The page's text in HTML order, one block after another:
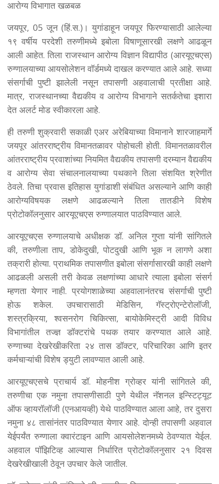
आरोग्य विभागात खळबळ
जयपूर, 05 जून (हिं.स.)। युगांडाहून जयपूर फिरण्यासाठी आलेल्या
१९ वर्षीय परदेशी तरुणीमध्ये इबोला विषाणूसारखी लक्षणे आढळून
आली आहेत. तिला राजस्थान आरोग्य विज्ञान विद्यापीठ (आरयूएचएस)
रुग्णालयाच्या आयसोलेशन वॉर्डमध्ये दाखल करण्यात आले आहे. सध्या
संसर्गाची पुष्टी झालेली नसून तपासणी अहवालाची प्रतीक्षा आहे.
मात्र, राजस्थानच्या वैद्यकीय व आरोग्य विभागाने सतर्कतेचा इशारा
देत अलर्ट मोड स्वीकारला आहे.
ही तरुणी शुक्रवारी सकाळी एअर अरेबियाच्या विमानाने शारजाहमार्गे
जयपूर आंतरराष्ट्रीय विमानतळावर पोहोचली होती. विमानतळावरील
आंतरराष्ट्रीय प्रवाशांच्या नियमित वैद्यकीय तपासणी दरम्यान वैद्यकीय
व आरोग्य सेवा संचालनालयाच्या पथकाने तिला संशयित श्रेणीत
ठेवले. तिचा प्रवास इतिहास युगांडाशी संबंधित असल्याने आणि काही
आरोग्यविषयक लक्षणे आढळल्याने तिला तातडीने विशेष
प्रोटोकॉलनुसार आरयूएचएस रुग्णालयात पाठविण्यात आले.
आरयूएचएस रुग्णालयाचे अधीक्षक डॉ. अनिल गुप्ता यांनी सांगितले
की, तरुणीला ताप, डोकेदुखी, पोटदुखी आणि भूक न लागणे अशा
तक्रारी होत्या. प्राथमिक तपासणीत इबोला संसर्गासारखी काही लक्षणे
आढळली असली तरी केवळ लक्षणांच्या आधारे त्याला इबोला संसर्ग
म्हणता येणार नाही. प्रयोगशाळेच्या अहवालानंतरच संसर्गाची पुष्टी
होऊ शकेल. उपचारासाठी मेडिसिन, गॅस्ट्रोएन्टेरोलॉजी,
शस्त्रक्रिया, श्वसनरोग चिकित्सा, बायोकेमिस्ट्री आदी विविध
विभागांतील तज्ज्ञ डॉक्टरांचे पथक तयार करण्यात आले आहे.
रुग्णाच्या देखरेखीकरिता २४ तास डॉक्टर, परिचारिका आणि इतर
कर्मचाऱ्यांची विशेष ड्युटी लावण्यात आली आहे.
आरयूएचएसचे प्राचार्य डॉ. मोहनीश ग्रोव्हर यांनी सांगितले की,
तरुणीचा एक नमुना तपासणीसाठी पुणे येथील नॅशनल इन्स्टिट्यूट
ऑफ व्हायरॉलॉजी (एनआयव्ही) येथे पाठविण्यात आला आहे, तर दुसरा
नमुना ४८ तासांनंतर पाठविण्यात येणार आहे. दोन्ही तपासणी अहवाल
येईपर्यंत रुग्णाला क्वारंटाइन आणि आयसोलेशनमध्ये ठेवण्यात येईल.
अहवाल पॉझिटिव्ह आल्यास निर्धारित प्रोटोकॉलनुसार २१ दिवस
देखरेखीखाली ठेवून उपचार केले जातील.